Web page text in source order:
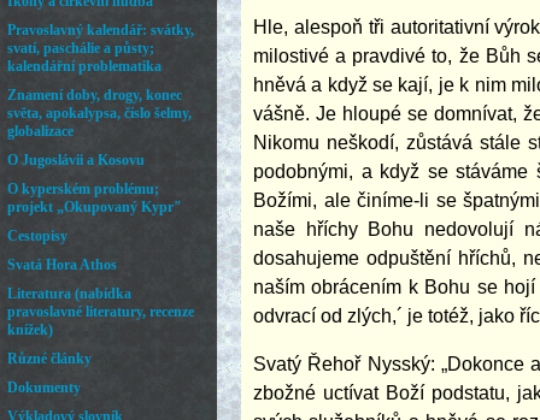
Hle, alespoň tři autoritativní
milostivé a pravdivé to, že Bůh
hněvá a když se kají, je k nim
vášně. Je hloupé se domnívat,
Nikomu neškodí, zůstává stále
podobnými, a když se
Božími, ale činíme-li se
naše hříchy Bohu nedovolují
dosahujeme odpuštění hříchů,
naším obrácením k Bohu se
odvrací od zlých,´ je totéž, jako
Svatý Řehoř Nysský:
zbožné uctívat Boží podstatu,